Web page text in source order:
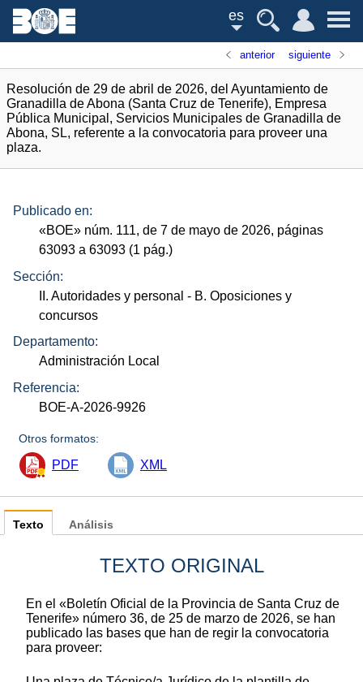
es
anterior siguiente
Resolución de 29 de abril de 2026, del Ayuntamiento de
Granadilla de Abona (Santa Cruz de Tenerife), Empresa
Pública Municipal, Servicios Municipales de Granadilla de
Abona, SL, referente a la convocatoria para proveer una
plaza.
Publicado en:
«BOE» núm. 111, de 7 de mayo de 2026, páginas
63093 a 63093 (1 pág.)
Sección:
II. Autoridades y personal - B. Oposiciones y
concursos
Departamento:
Administración Local
Referencia:
BOE-A-2026-9926
Otros formatos:
PDF XML
Texto
TEXTO ORIGINAL
En el «Boletín Oficial de la Provincia de Santa Cruz de
Tenerife» número 36, de 25 de marzo de 2026, se han
publicado las bases que han de regir la convocatoria
para proveer:
Análisis